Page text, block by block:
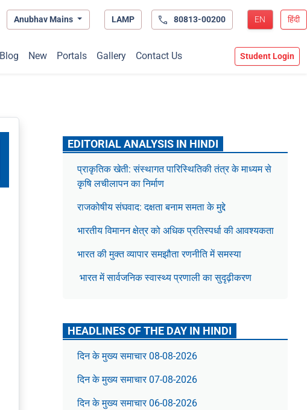
Anubhav Mains LAMP 80813-00200 EN हिंदी
Blog New Portals Gallery Contact Us Student Login
EDITORIAL ANALYSIS IN HINDI
प्राकृतिक खेती: संस्थागत पारिस्थितिकी तंत्र के माध्यम से
कृषि लचीलापन का निर्माण
राजकोषीय संघवाद: दक्षता बनाम समता के मुद्दे
भारतीय विमानन क्षेत्र को अधिक प्रतिस्पर्धा की आवश्यकता
भारत की मुक्त व्यापार समझौता रणनीति में समस्या
भारत में सार्वजनिक स्वास्थ्य प्रणाली का सुदृढ़ीकरण
HEADLINES OF THE DAY IN HINDI
दिन के मुख्य समाचार 08-08-2026
दिन के मुख्य समाचार 07-08-2026
दिन के मुख्य समाचार 06-08-2026